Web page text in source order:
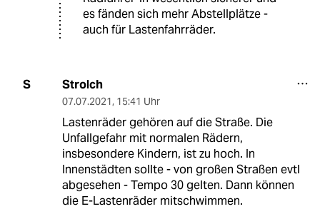
es fänden sich mehr Abstellplätze -
auch für Lastenfahrräder.
S Strolch
07.07.2021, 15:41 Uhr
Lastenräder gehören auf die Straße. Die
Unfallgefahr mit normalen Rädern,
insbesondere Kindern, ist zu hoch. In
Innenstädten sollte - von großen Straßen evtl
abgesehen - Tempo 30 gelten. Dann können
die E-Lastenräder mitschwimmen.